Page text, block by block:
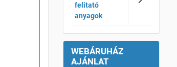
felitató
anyagok
WEBÁRUHÁZ
AJÁNLAT